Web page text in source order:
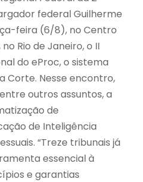
federal Guilherme
feira (6/8), no Centro
Rio de Janeiro, o II
do eProc, o sistema
Corte. Nesse encontro,
outros assuntos, a
de
de Inteligência
“Treze tribunais já
essencial à
e garantias